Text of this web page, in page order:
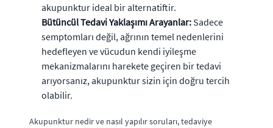
akupunktur ideal bir alternatiftir.
Bütüncül Tedavi Yaklaşımı Arayanlar: Sadece
semptomları değil, ağrının temel nedenlerini
hedefleyen ve vücudun kendi iyileşme
mekanizmalarını harekete geçiren bir tedavi
arıyorsanız, akupunktur sizin için doğru tercih
olabilir.
Akupunktur nedir ve nasıl yapılır soruları, tedaviye